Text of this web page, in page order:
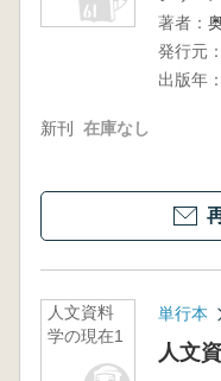
著者：
発行元：
出版年：
新刊 在庫なし
人文資料
学の現在1
単行本
人文